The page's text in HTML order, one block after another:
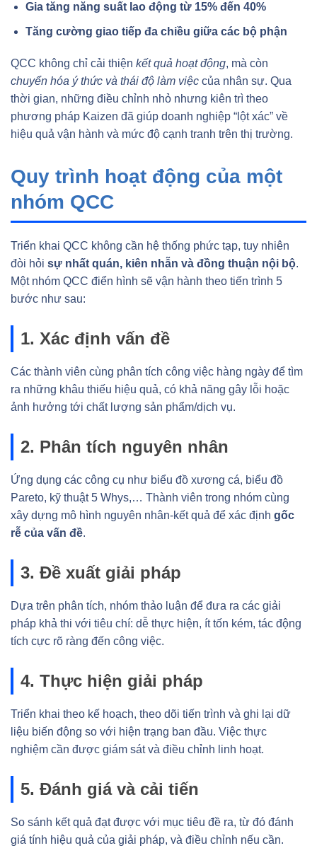
Gia tăng năng suất lao động từ 15% đến 40%
Tăng cường giao tiếp đa chiều giữa các bộ phận
QCC không chỉ cải thiện kết quả hoạt động, mà còn
chuyển hóa ý thức và thái độ làm việc của nhân sự. Qua
thời gian, những điều chỉnh nhỏ nhưng kiên trì theo
phương pháp Kaizen đã giúp doanh nghiệp “lột xác” về
hiệu quả vận hành và mức độ cạnh tranh trên thị trường.
Quy trình hoạt động của một
nhóm QCC
Triển khai QCC không cần hệ thống phức tạp, tuy nhiên
đòi hỏi sự nhất quán, kiên nhẫn và đồng thuận nội bộ.
Một nhóm QCC điển hình sẽ vận hành theo tiến trình 5
bước như sau:
1. Xác định vấn đề
Các thành viên cùng phân tích công việc hàng ngày để tìm
ra những khâu thiếu hiệu quả, có khả năng gây lỗi hoặc
ảnh hưởng tới chất lượng sản phẩm/dịch vụ.
2. Phân tích nguyên nhân
Ứng dụng các công cụ như biểu đồ xương cá, biểu đồ
Pareto, kỹ thuật 5 Whys,… Thành viên trong nhóm cùng
xây dựng mô hình nguyên nhân-kết quả để xác định gốc
rễ của vấn đề.
3. Đề xuất giải pháp
Dựa trên phân tích, nhóm thảo luận để đưa ra các giải
pháp khả thi với tiêu chí: dễ thực hiện, ít tốn kém, tác động
tích cực rõ ràng đến công việc.
4. Thực hiện giải pháp
Triển khai theo kế hoạch, theo dõi tiến trình và ghi lại dữ
liệu biến động so với hiện trạng ban đầu. Việc thực
nghiệm cần được giám sát và điều chỉnh linh hoạt.
5. Đánh giá và cải tiến
So sánh kết quả đạt được với mục tiêu đề ra, từ đó đánh
giá tính hiệu quả của giải pháp, và điều chỉnh nếu cần.